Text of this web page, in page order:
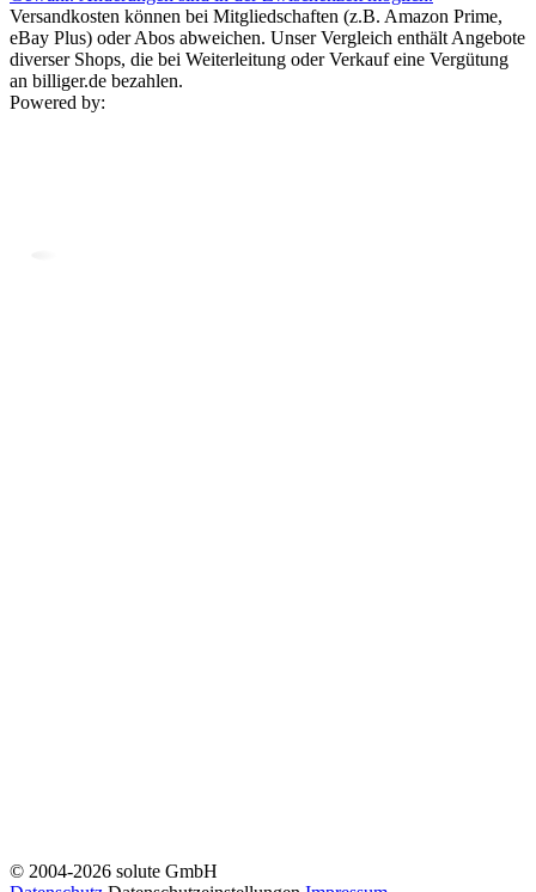
Versandkosten können bei Mitgliedschaften (z.B. Amazon Prime,
eBay Plus) oder Abos abweichen. Unser Vergleich enthält Angebote
diverser Shops, die bei Weiterleitung oder Verkauf eine Vergütung
an billiger.de bezahlen.
Powered by:
© 2004-2026 solute GmbH